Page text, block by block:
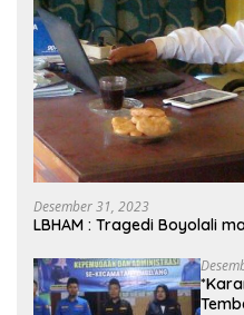
Desember 31, 2023
LBHAM : Tragedi Boyolali